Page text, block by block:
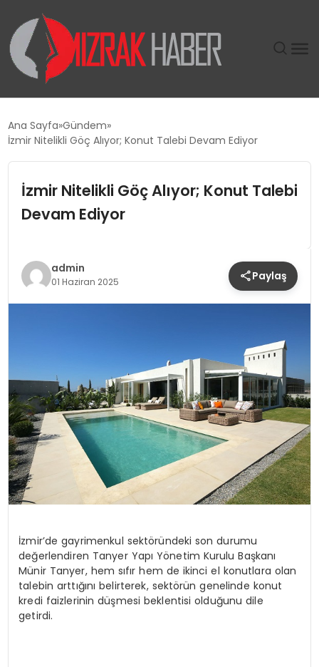
DÜNYA
SPOR
TEKNOLOJI
Ana Sayfa Gündem
İzmir Nitelikli Göç Alıyor; Konut Talebi Devam Ediyor
İzmir Nitelikli Göç Alıyor; Konut Talebi
Devam Ediyor
admin
01 Haziran 2025 Paylaş
İzmir’de gayrimenkul sektöründeki son durumu
değerlendiren Tanyer Yapı Yönetim Kurulu Başkanı
Münir Tanyer, hem sıfır hem de ikinci el konutlara olan
talebin arttığını belirterek, sektörün genelinde konut
kredi faizlerinin düşmesi beklentisi olduğunu dile
getirdi.